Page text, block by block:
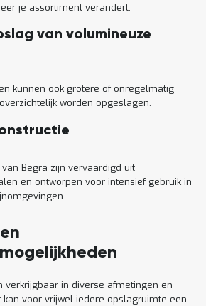
je assortiment verandert.
van volumineuze
kunnen ook grotere of onregelmatig
worden opgeslagen.
Begra zijn vervaardigd uit
en ontworpen voor intensief gebruik in
verkrijgbaar in diverse afmetingen en
kan voor vrijwel iedere opslagruimte een